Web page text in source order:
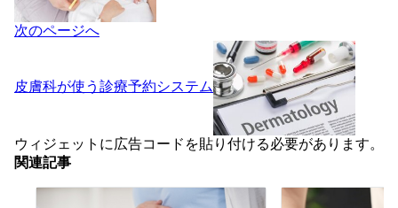
シ
ョ
次のページへ
皮膚科が使う診療予約システム
ウィジェットに広告コードを貼り付ける必要があります。
関連記事